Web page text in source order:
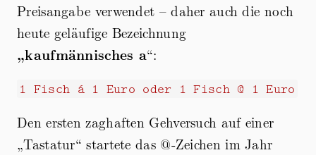
Preisangabe verwendet – daher auch die noch
heute geläufige Bezeichnung
„kaufmännisches a“:
1 Fisch á 1 Euro oder 1 Fisch @ 1 Euro
Den ersten zaghaften Gehversuch auf einer
„Tastatur“ startete das @-Zeichen im Jahr